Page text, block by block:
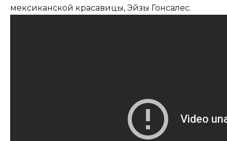
мексиканской красавицы, Эйзы Гонсалес.